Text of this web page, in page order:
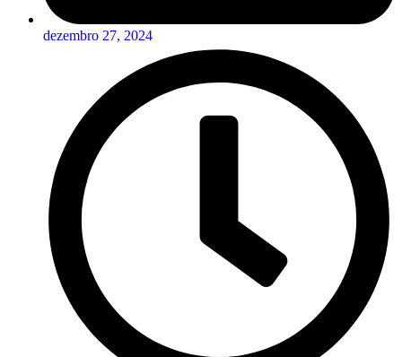
dezembro 27, 2024